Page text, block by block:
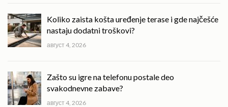
Koliko zaista košta uređenje terase i gde najčešće
nastaju dodatni troškovi?
август 4, 2026
Zašto su igre na telefonu postale deo
svakodnevne zabave?
август 4, 2026